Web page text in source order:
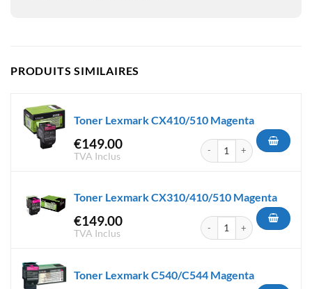
PRODUITS SIMILAIRES
Toner Lexmark CX410/510 Magenta
€149.00
TVA Inclus
quantité de Toner Lexmark
Toner Lexmark CX310/410/510 Magenta
€149.00
TVA Inclus
quantité de Toner Lexmark
Toner Lexmark C540/C544 Magenta